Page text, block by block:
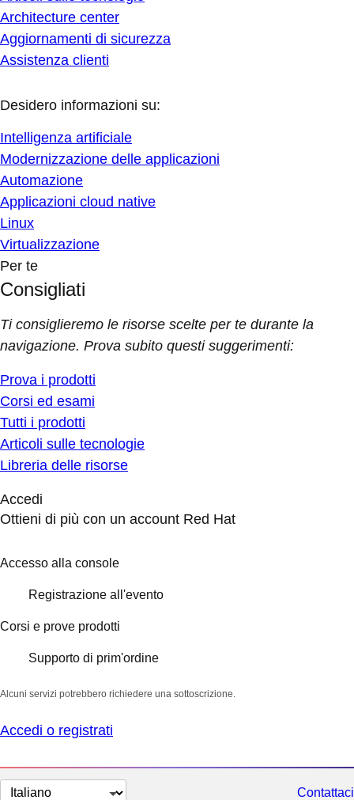
Architecture center
Aggiornamenti di sicurezza
Assistenza clienti
Desidero informazioni su:
Intelligenza artificiale
Modernizzazione delle applicazioni
Automazione
Applicazioni cloud native
Linux
Virtualizzazione
Per te
Consigliati
Ti consiglieremo le risorse scelte per te durante la
navigazione. Prova subito questi suggerimenti:
Prova i prodotti
Corsi ed esami
Tutti i prodotti
Articoli sulle tecnologie
Libreria delle risorse
Accedi
Ottieni di più con un account Red Hat
Accesso alla console
Registrazione all'evento
Corsi e prove prodotti
Supporto di prim'ordine
Alcuni servizi potrebbero richiedere una sottoscrizione.
Accedi o registrati
Cambia
Contattaci